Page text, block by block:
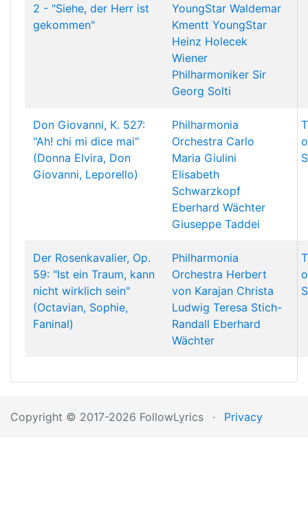
2 - "Siehe, der Herr ist
gekommen"
YoungStar Waldemar
Kmentt YoungStar
Heinz Holecek
Wiener
Philharmoniker Sir
Georg Solti
Don Giovanni, K. 527:
"Ah! chi mi dice mai"
(Donna Elvira, Don
Giovanni, Leporello)
Philharmonia
Orchestra Carlo
Maria Giulini
Elisabeth
Schwarzkopf
Eberhard Wächter
Giuseppe Taddei
Der Rosenkavalier, Op.
59: "Ist ein Traum, kann
nicht wirklich sein"
(Octavian, Sophie,
Faninal)
Philharmonia
Orchestra Herbert
von Karajan Christa
Ludwig Teresa Stich-
Randall Eberhard
Wächter
Copyright © 2017-2026 FollowLyrics · Privacy